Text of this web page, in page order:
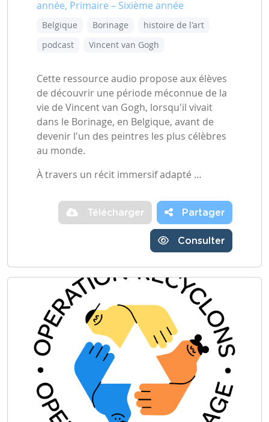
année, Primaire – Sixième année
Belgique Borinage
histoire de l'art
podcast
Vincent van Gogh
Cette ressource audio propose aux élèves
de découvrir une période méconnue de la
vie de Vincent van Gogh, lorsqu'il vivait
dans le Borinage, en Belgique, avant de
devenir l'un des peintres les plus célèbres
au monde.
À travers un récit immersif adapté …
Télécharger Partager
Consulter